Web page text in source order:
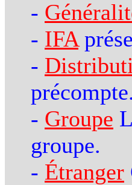
-
- IFA
-
précompte.
- Groupe
groupe.
- Étranger